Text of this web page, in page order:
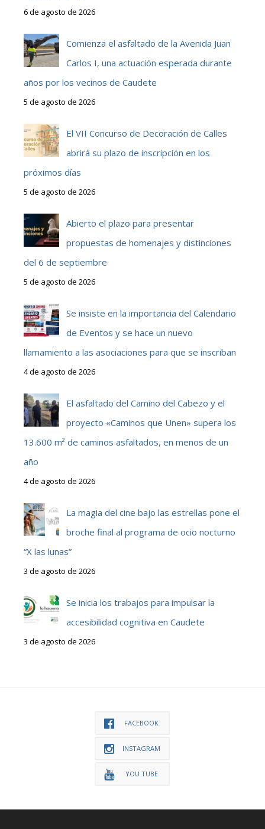
6 de agosto de 2026
Comienza el asfaltado de la Avenida Juan
Carlos I, una actuación esperada durante
años por los vecinos de Caudete
5 de agosto de 2026
El VII Concurso de Decoración de Calles
abrirá su plazo de inscripción en los
próximos días
5 de agosto de 2026
Abierto el plazo para presentar
propuestas de homenajes y distinciones
del 6 de septiembre
5 de agosto de 2026
Se insiste en la importancia del Calendario
de Eventos y se hace un nuevo
llamamiento a las asociaciones para que se inscriban
4 de agosto de 2026
El asfaltado del Camino del Cabezo y el
proyecto «Caminos que Unen» supera los
13.600 m² de caminos asfaltados, en menos de un
año
4 de agosto de 2026
La magia del cine bajo las estrellas pone el
broche final al programa de ocio nocturno
“X las lunas”
3 de agosto de 2026
Se inicia los trabajos para impulsar la
accesibilidad cognitiva en Caudete
3 de agosto de 2026
FACEBOOK
INSTAGRAM
YOU TUBE